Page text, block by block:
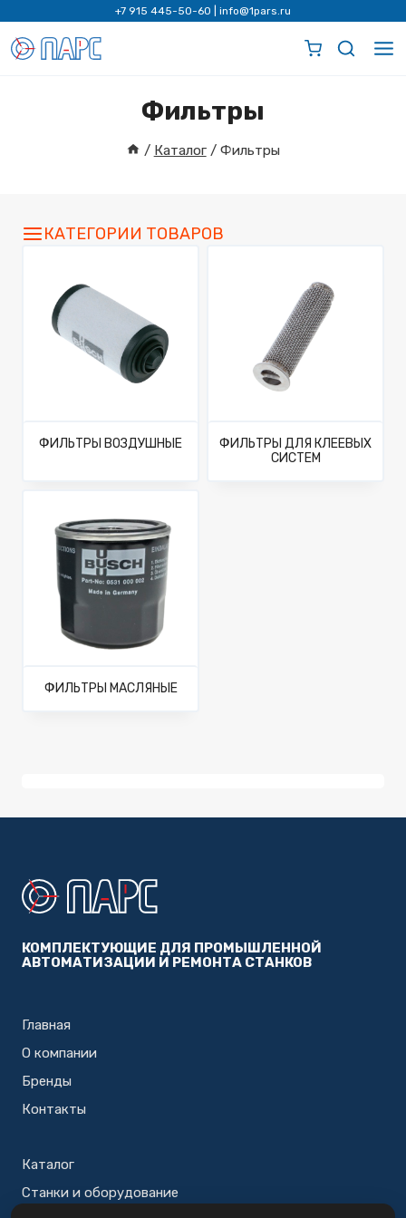
содержимому
+7 915 445-50-60 info@1pars.ru
Фильтры
/ Каталог / Фильтры
КАТЕГОРИИ ТОВАРОВ
ФИЛЬТРЫ ВОЗДУШНЫЕ
ФИЛЬТРЫ ДЛЯ КЛЕЕВЫХ
СИСТЕМ
ФИЛЬТРЫ МАСЛЯНЫЕ
КОМПЛЕКТУЮЩИЕ ДЛЯ ПРОМЫШЛЕННОЙ
АВТОМАТИЗАЦИИ И РЕМОНТА СТАНКОВ
Главная
О компании
Бренды
Контакты
Каталог
Станки и оборудование